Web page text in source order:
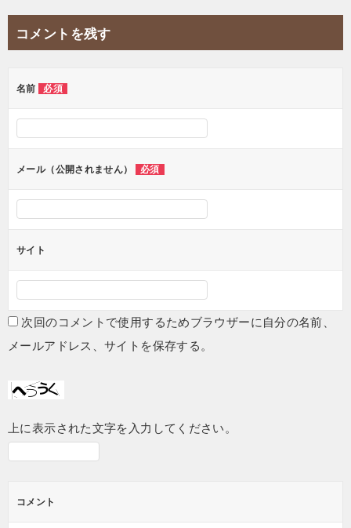
ー
ョ
コメントを残す
名前 必須
メール（公開されません） 必須
サイト
次回のコメントで使用するためブラウザーに自分の名前、
メールアドレス、サイトを保存する。
上に表示された文字を入力してください。
コメント